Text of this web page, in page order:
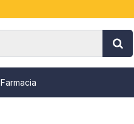
Farmacia